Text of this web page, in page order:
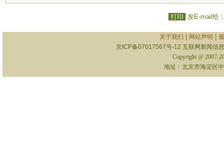
打印 发E-mail给
关于我们 网站声明
京ICP备07017567号-12 互联网新闻信
Copyright @ 2007-
地址：北京市海淀区